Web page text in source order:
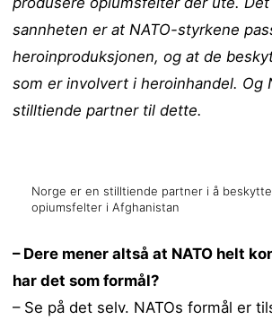
sannheten er at NATO-styrkene
heroinproduksjonen, og at de
som er involvert i heroinhandel. Og
stilltiende partner til dette.
Norge er en stilltiende partner i å
opiumsfelter i Afghanistan
– Dere mener altså at NATO helt
har det som formål?
– Se på det selv. NATOs formål er